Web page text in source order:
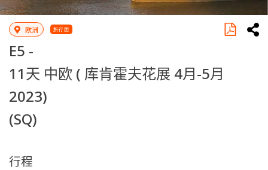
欧洲 旅行团
E5 -
11天 中欧 ( 库肯霍夫花展 4月-5月
2023)
(SQ)
行程